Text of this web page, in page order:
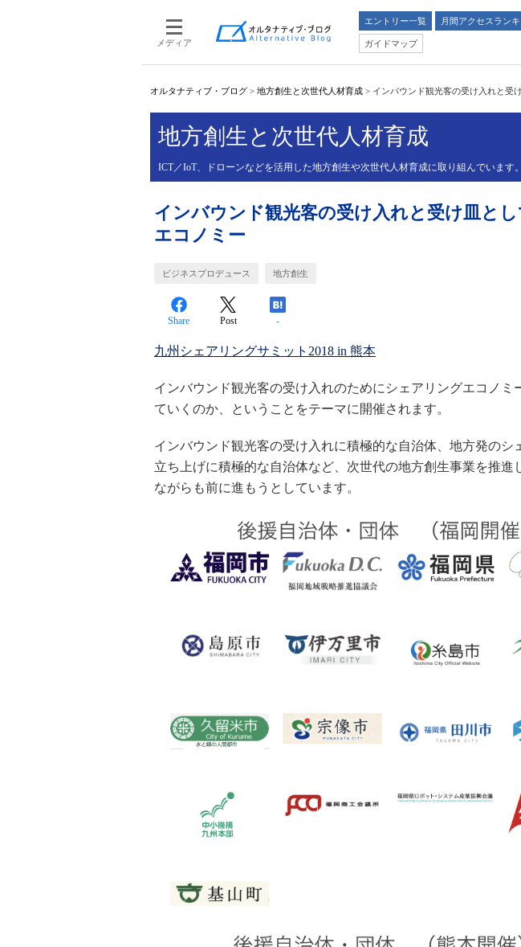
メディア
エントリー一覧 月間アクセスラン
ガイドマップ
オルタナティブ・ブログ > 地方創生と次世代人材育成 > インバウンド観光客の受け入れと受
地方創生と次世代人材育成
ICT／IoT、ドローンなどを活用した地方創生や次世代人材育成に取り組んでいます。
インバウンド観光客の受け入れと受け皿と
エコノミー
ビジネスプロデュース 地方創生
Share Post -
九州シェアリングサミット2018 in 熊本
インバウンド観光客の受け入れのためにシェアリングエコノミ
ていくのか、ということをテーマに開催されます。
インバウンド観光客の受け入れに積極的な自治体、地方発のシ
立ち上げに積極的な自治体など、次世代の地方創生事業を推進
ながらも前に進もうとしています。